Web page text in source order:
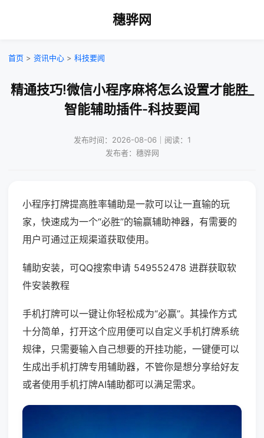
穗骅网
首页 > 资讯中心 > 科技要闻
精通技巧!微信小程序麻将怎么设置才能胜_
智能辅助插件-科技要闻
发布时间：2026-08-06｜阅读：1
发布者：穗骅网
小程序打牌提高胜率辅助是一款可以让一直输的玩
家，快速成为一个“必胜”的输赢辅助神器，有需要的
用户可通过正规渠道获取使用。
辅助安装，可QQ搜索申请 549552478 进群获取软
件安装教程
手机打牌可以一键让你轻松成为“必赢”。其操作方式
十分简单，打开这个应用便可以自定义手机打牌系统
规律，只需要输入自己想要的开挂功能，一键便可以
生成出手机打牌专用辅助器，不管你是想分享给好友
或者使用手机打牌AI辅助都可以满足需求。